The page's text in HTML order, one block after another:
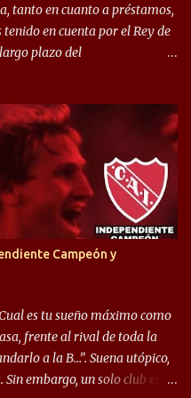
tanto en cuanto a préstamos,
en cuenta por el Rey de
plazo del
quien paso a
de pases y ha rendido de
sobre todo en la
lo mismo en cuanto al
Pasando a jugadores que
el rojo, tenemos a la dupla
ambos explotaron
de Varela, donde, por
tenido en cuenta para el
que aún no ha logrado
Campeón y
es tu sueño máximo como
frente al rival de toda la
a la B…”. Suena utópico,
embargo, un solo club en el